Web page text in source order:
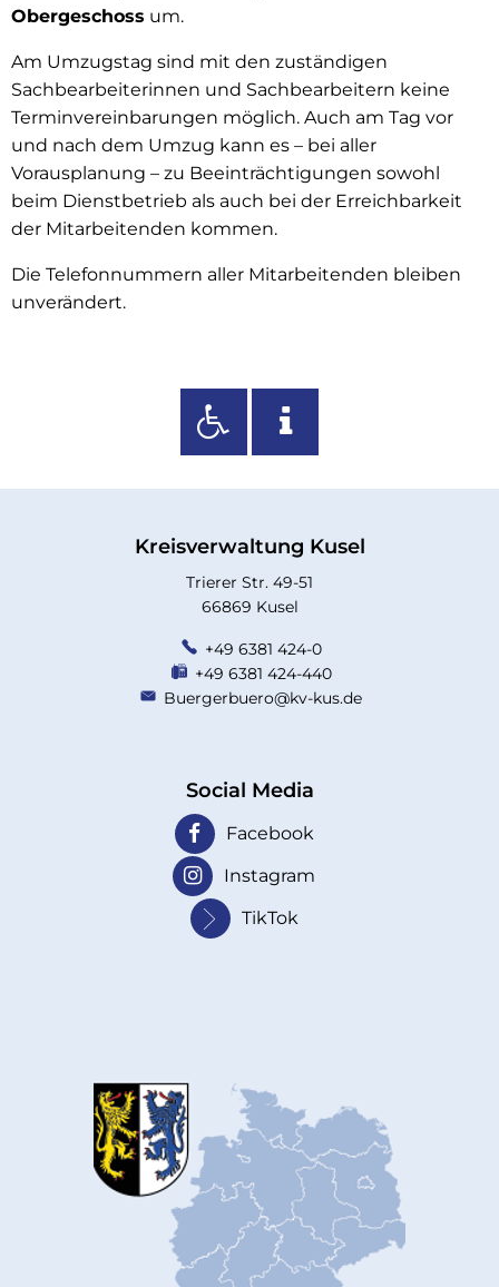
Obergeschoss um.
Am Umzugstag sind mit den zuständigen
Sachbearbeiterinnen und Sachbearbeitern keine
Terminvereinbarungen möglich. Auch am Tag vor
und nach dem Umzug kann es – bei aller
Vorausplanung – zu Beeinträchtigungen sowohl
beim Dienstbetrieb als auch bei der Erreichbarkeit
der Mitarbeitenden kommen.
Die Telefonnummern aller Mitarbeitenden bleiben
unverändert.
Kreisverwaltung Kusel
Trierer Str. 49-51
66869 Kusel
+49 6381 424-0
+49 6381 424-440
Buergerbuero@kv-kus.de
Social Media
Facebook
Instagram
TikTok